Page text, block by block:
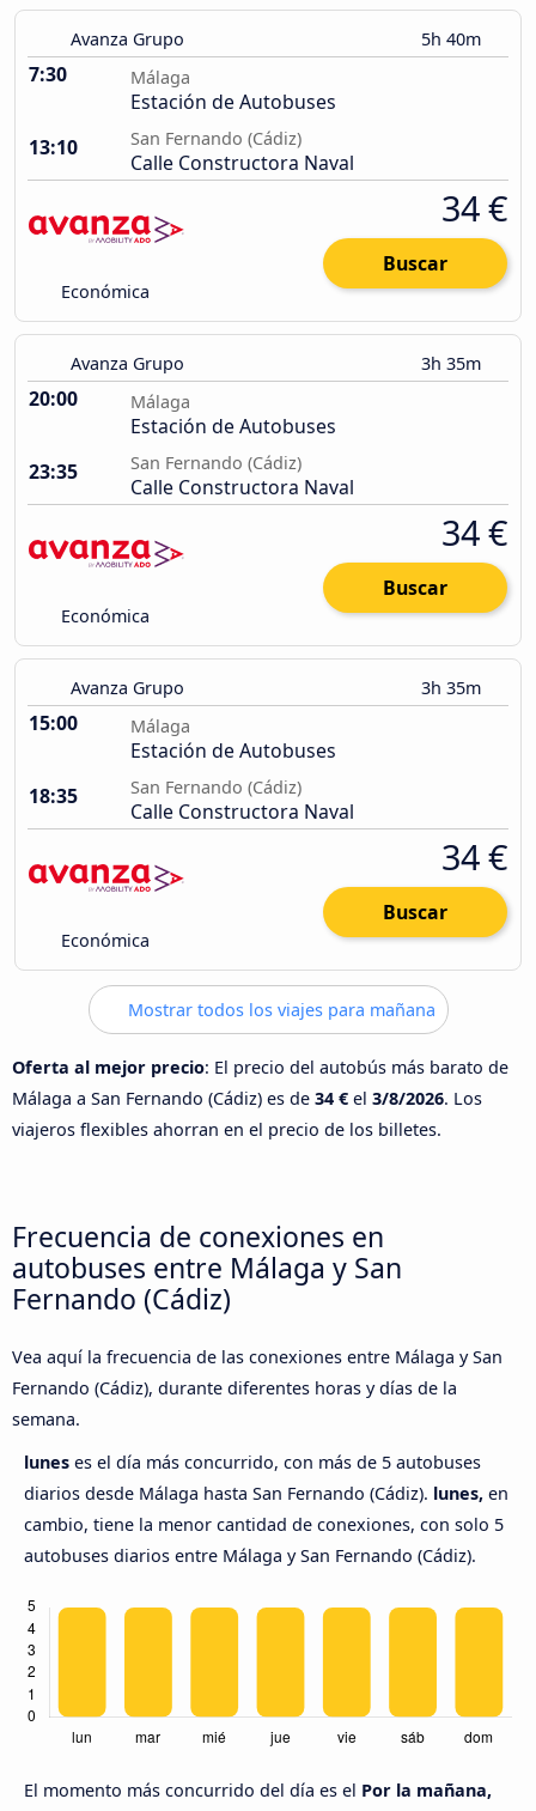
Avanza Grupo 5h 40m
7:30 Málaga
Estación de Autobuses
13:10
San Fernando (Cádiz)
Calle Constructora Naval
Económica
34 €
Buscar
Avanza Grupo 3h 35m
20:00 Málaga
Estación de Autobuses
23:35
San Fernando (Cádiz)
Calle Constructora Naval
Económica
34 €
Buscar
Avanza Grupo 3h 35m
15:00 Málaga
Estación de Autobuses
18:35
San Fernando (Cádiz)
Calle Constructora Naval
Económica
34 €
Buscar
Mostrar todos los viajes para mañana
Oferta al mejor precio: El precio del autobús más barato de
Málaga a San Fernando (Cádiz) es de 34 € el 3/8/2026. Los
viajeros flexibles ahorran en el precio de los billetes.
Frecuencia de conexiones en
autobuses entre Málaga y San
Fernando (Cádiz)
Vea aquí la frecuencia de las conexiones entre Málaga y San
Fernando (Cádiz), durante diferentes horas y días de la
semana.
lunes es el día más concurrido, con más de 5 autobuses
diarios desde Málaga hasta San Fernando (Cádiz). lunes, en
cambio, tiene la menor cantidad de conexiones, con solo 5
autobuses diarios entre Málaga y San Fernando (Cádiz).
El momento más concurrido del día es el Por la mañana,